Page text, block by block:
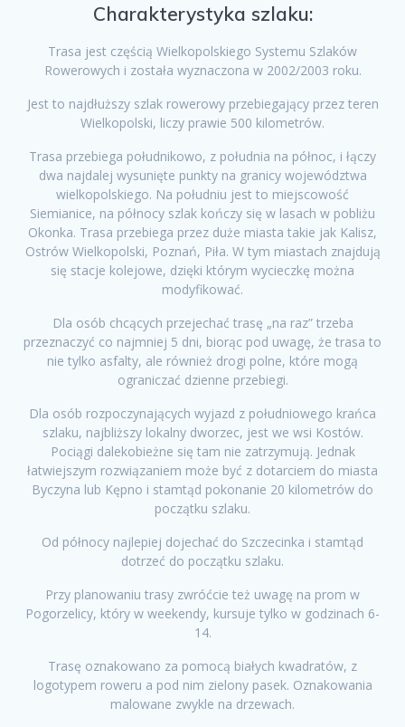
Charakterystyka szlaku:
Trasa jest częścią Wielkopolskiego Systemu Szlaków
Rowerowych i została wyznaczona w 2002/2003 roku.
Jest to najdłuższy szlak rowerowy przebiegający przez teren
Wielkopolski, liczy prawie 500 kilometrów.
Trasa przebiega południkowo, z południa na północ, i łączy
dwa najdalej wysunięte punkty na granicy województwa
wielkopolskiego. Na południu jest to miejscowość
Siemianice, na północy szlak kończy się w lasach w pobliżu
Okonka. Trasa przebiega przez duże miasta takie jak Kalisz,
Ostrów Wielkopolski, Poznań, Piła. W tym miastach znajdują
się stacje kolejowe, dzięki którym wycieczkę można
modyfikować.
Dla osób chcących przejechać trasę „na raz” trzeba
przeznaczyć co najmniej 5 dni, biorąc pod uwagę, że trasa to
nie tylko asfalty, ale również drogi polne, które mogą
ograniczać dzienne przebiegi.
Dla osób rozpoczynających wyjazd z południowego krańca
szlaku, najbliższy lokalny dworzec, jest we wsi Kostów.
Pociągi dalekobieżne się tam nie zatrzymują. Jednak
łatwiejszym rozwiązaniem może być z dotarciem do miasta
Byczyna lub Kępno i stamtąd pokonanie 20 kilometrów do
początku szlaku.
Od północy najlepiej dojechać do Szczecinka i stamtąd
dotrzeć do początku szlaku.
Przy planowaniu trasy zwróćcie też uwagę na prom w
Pogorzelicy, który w weekendy, kursuje tylko w godzinach 6-
14.
Trasę oznakowano za pomocą białych kwadratów, z
logotypem roweru a pod nim zielony pasek. Oznakowania
malowane zwykle na drzewach.